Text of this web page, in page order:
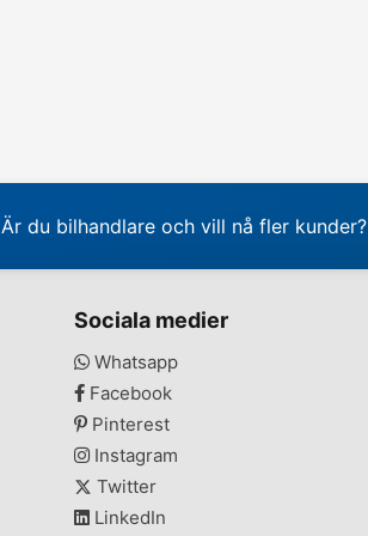
Är du bilhandlare och vill nå fler kunder?
Sociala medier
Whatsapp
Facebook
Pinterest
Instagram
Twitter
LinkedIn